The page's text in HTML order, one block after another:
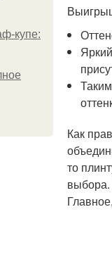
купе:
Как
то
выбора.